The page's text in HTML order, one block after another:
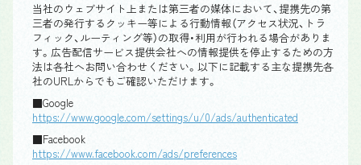
当社のウェブサイト上または第三者の媒体において、提携先の第
三者の発行するクッキー等による行動情報（アクセス状況、トラ
フィック、ルーティング等）の取得・利用が行われる場合がありま
す。広告配信サービス提供会社への情報提供を停止するための方
法は各社へお問い合わせください。以下に記載する主な提携先各
社のURLからでもご確認いただけます。
■Google
https://www.google.com/settings/u/0/ads/authenticated
■Facebook
https://www.facebook.com/ads/preferences